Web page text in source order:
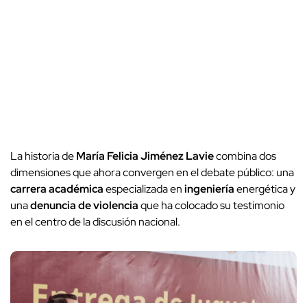
La historia deMaría Felicia Jiménez Laviecombina dos
dimensiones que ahora convergen en el debate público: una
carrera académicaespecializada eningenieríaenergética y
unadenuncia de violenciaque ha colocado su testimonio
en el centro de la discusión nacional.